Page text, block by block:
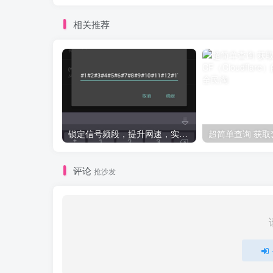
相关推荐
锁定信号频段，提升网速，实测有效（必须root）
评论 抢沙发